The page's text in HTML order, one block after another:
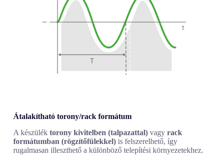
Átalakítható torony/rack formátum
A készülék torony kivitelben (talpazattal)vagy rack
formátumban (rögzítőfülekkel)is felszerelhető, így
rugalmasan illeszthető a különböző telepítési környezetekhez.